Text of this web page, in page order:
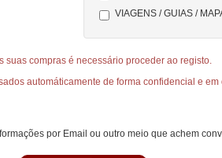
VIAGENS / GUIAS /
suas compras é necessário proceder ao registo.
automáticamente de forma confidencial e em
por Email ou outro meio que achem